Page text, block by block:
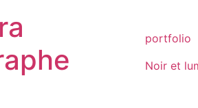
portfolio
Noir et